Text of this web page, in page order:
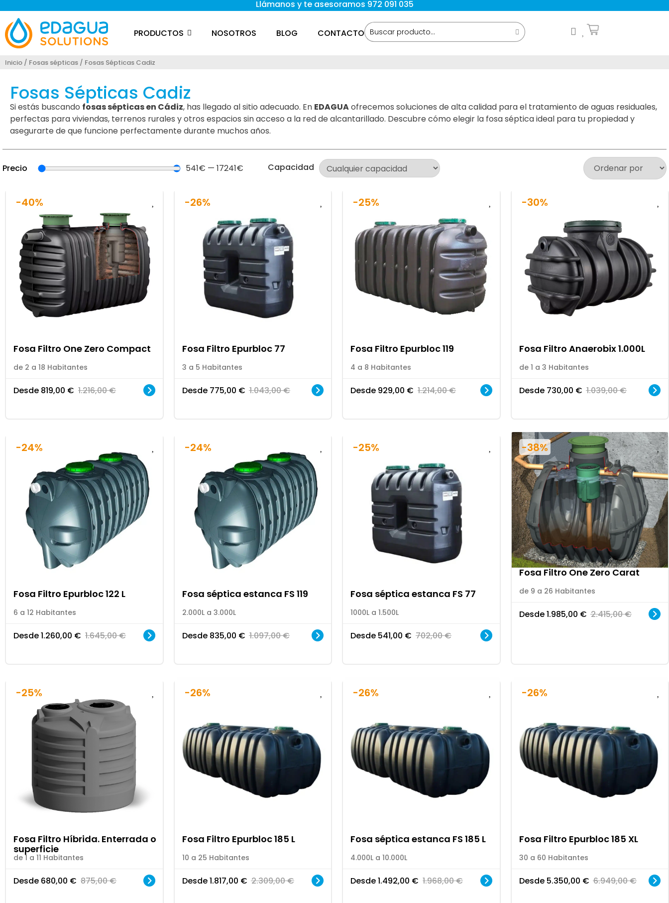
Llámanos y te asesoramos 972 091 035
PRODUCTOS NOSOTROS BLOG CONTACTO
Inicio / Fosas sépticas / Fosas Sépticas Cadiz
Fosas Sépticas Cadiz
Si estás buscando fosas sépticas en Cádiz, has llegado al sitio adecuado. En EDAGUAofrecemos soluciones de alta calidad para el tratamiento de aguas residuales,
perfectas para viviendas, terrenos rurales y otros espacios sin acceso a la red de alcantarillado. Descubre cómo elegir la fosa séptica ideal para tu propiedad y
asegurarte de que funcione perfectamente durante muchos años.
Precio 541€ —17241€ Capacidad
-40%
Fosa Filtro One Zero Compact
de 2 a 18 Habitantes
Desde 819,00 € 1.216,00€
-26%
Fosa Filtro Epurbloc 77
3 a 5 Habitantes
Desde 775,00 € 1.043,00€
-25%
Fosa Filtro Epurbloc 119
4 a 8 Habitantes
Desde 929,00 € 1.214,00€
-30%
Fosa Filtro Anaerobix 1.000L
de 1 a 3 Habitantes
Desde 730,00 € 1.039,00€
-24%
Fosa Filtro Epurbloc 122 L
6 a 12 Habitantes
Desde1.260,00 € 1.645,00€
-24%
Fosa séptica estanca FS 119
2.000L a 3.000L
Desde 835,00 € 1.097,00€
-25%
Fosa séptica estanca FS 77
1000L a 1.500L
Desde 541,00 € 702,00€
-38%
Fosa Filtro One Zero Carat
de 9 a 26 Habitantes
Desde1.985,00 € 2.415,00€
-25%
Fosa Filtro Híbrida. Enterrada o
superficie
de 1 a 11 Habitantes
Desde 680,00 € 875,00€
-26%
Fosa Filtro Epurbloc 185 L
10 a 25 Habitantes
Desde1.817,00 € 2.309,00€
-26%
Fosa séptica estanca FS 185 L
4.000L a 10.000L
Desde1.492,00 € 1.968,00€
-26%
Fosa Filtro Epurbloc 185 XL
30 a 60 Habitantes
Desde 5.350,00 € 6.949,00€